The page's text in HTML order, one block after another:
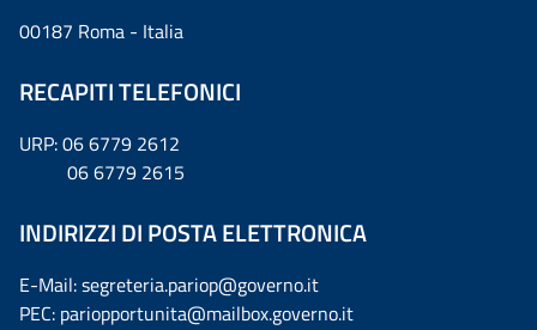
00187 Roma - Italia
RECAPITI TELEFONICI
URP: 06 6779 2612
06 6779 2615
INDIRIZZI DI POSTA ELETTRONICA
E-Mail: segreteria.pariop@governo.it
PEC: pariopportunita@mailbox.governo.it